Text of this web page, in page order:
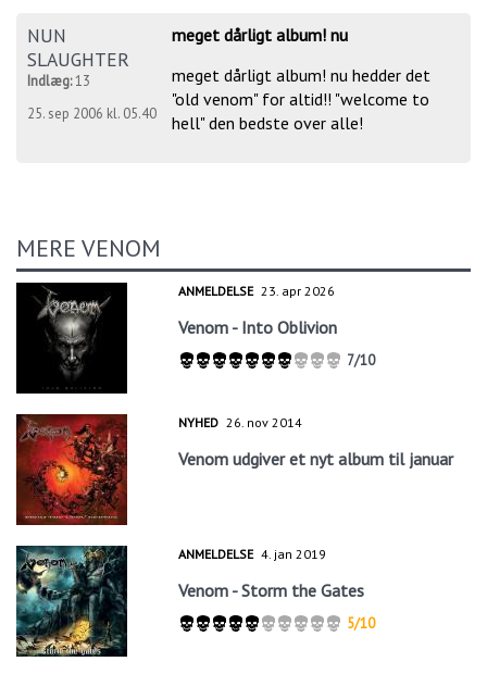
NUN
SLAUGHTER
Indlæg:13
25. sep 2006 kl. 05.40
meget dårligt album! nu
meget dårligt album! nu hedder det
"old venom" for altid!! "welcome to
hell" den bedste over alle!
MERE VENOM
ANMELDELSE 23. apr 2026
Venom - Into Oblivion
7/10
NYHED 26. nov 2014
Venom udgiver et nyt album til januar
ANMELDELSE 4. jan 2019
Venom - Storm the Gates
5/10